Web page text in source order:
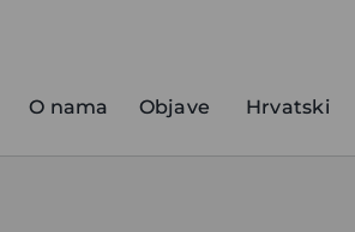
O nama Objave Hrvatski